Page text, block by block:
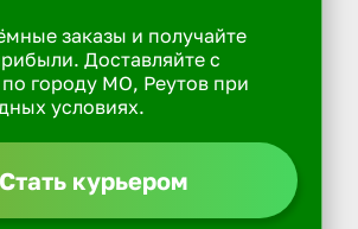
заказы и получайте
Доставляйте с
городу МО, Реутов при
условиях.
Стать курьером